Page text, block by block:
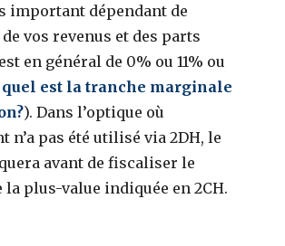
important dépendant de
de vos revenus et des parts
en général de 0% ou 11% ou
quel est la tranche marginale
). Dans l’optique où
n’a pas été utilisé via 2DH, le
avant de fiscaliser le
la plus-value indiquée en 2CH.